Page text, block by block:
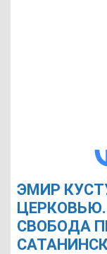
ЭМИР
СВОБОДА